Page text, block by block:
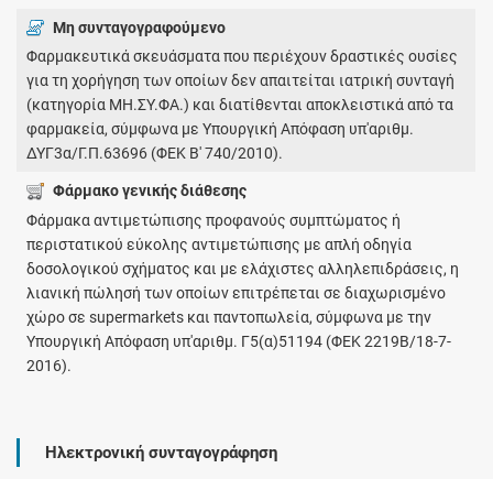
Μη συνταγογραφούμενο
Φαρμακευτικά σκευάσματα που περιέχουν δραστικές ουσίες
για τη χορήγηση των οποίων δεν απαιτείται ιατρική συνταγή
(κατηγορία ΜΗ.ΣΥ.ΦΑ.) και διατίθενται αποκλειστικά από τα
φαρμακεία, σύμφωνα με Υπουργική Απόφαση υπ'αριθμ.
ΔΥΓ3α/Γ.Π.63696 (ΦΕΚ Β' 740/2010).
Φάρμακο γενικής διάθεσης
Φάρμακα αντιμετώπισης προφανούς συμπτώματος ή
περιστατικού εύκολης αντιμετώπισης με απλή οδηγία
δοσολογικού σχήματος και με ελάχιστες αλληλεπιδράσεις, η
λιανική πώλησή των οποίων επιτρέπεται σε διαχωρισμένο
χώρο σε supermarkets και παντοπωλεία, σύμφωνα με την
Υπουργική Απόφαση υπ'αριθμ. Γ5(α)51194 (ΦΕΚ 2219Β/18-7-
2016).
Ηλεκτρονική συνταγογράφηση